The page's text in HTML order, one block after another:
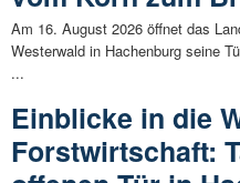
Am 16. August 2026 öffnet das
Westerwald in Hachenburg seine
...
Einblicke in die
Forstwirtschaft: